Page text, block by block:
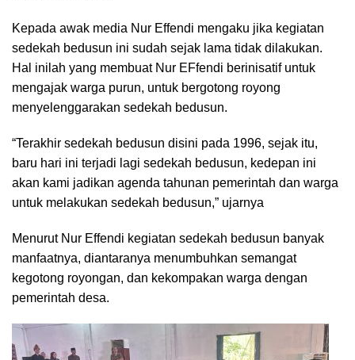
Kepada awak media Nur Effendi mengaku jika kegiatan
sedekah bedusun ini sudah sejak lama tidak dilakukan.
Hal inilah yang membuat Nur EFfendi berinisatif untuk
mengajak warga purun, untuk bergotong royong
menyelenggarakan sedekah bedusun.
“Terakhir sedekah bedusun disini pada 1996, sejak itu,
baru hari ini terjadi lagi sedekah bedusun, kedepan ini
akan kami jadikan agenda tahunan pemerintah dan warga
untuk melakukan sedekah bedusun,” ujarnya
Menurut Nur Effendi kegiatan sedekah bedusun banyak
manfaatnya, diantaranya menumbuhkan semangat
kegotong royongan, dan kekompakan warga dengan
pemerintah desa.